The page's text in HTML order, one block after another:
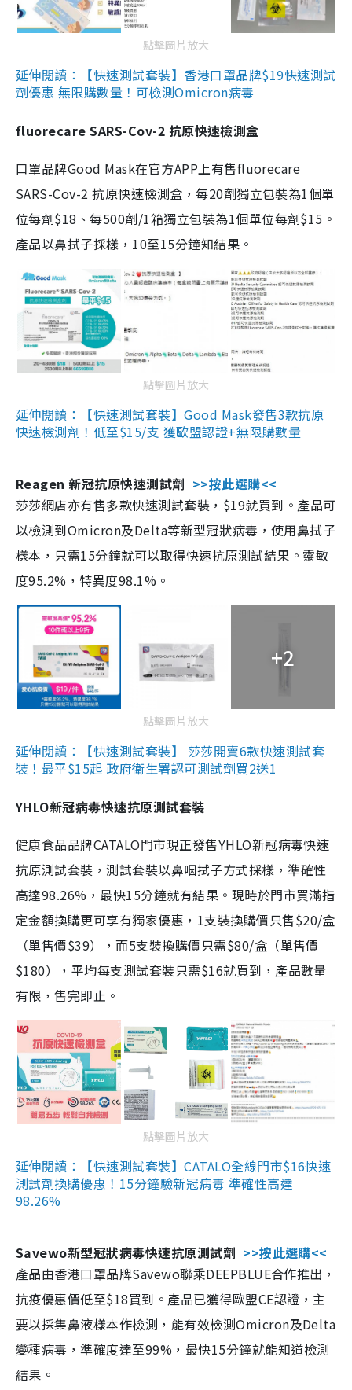
點擊圖片放大
延伸閱讀：【快速測試套裝】香港口罩品牌$19快速測試
劑優惠 無限購數量！可檢測Omicron病毒
fluorecare SARS-Cov-2 抗原快速檢測盒
口罩品牌Good Mask在官方APP上有售fluorecare
SARS-Cov-2 抗原快速檢測盒，每20劑獨立包裝為1個單
位每劑$18、每500劑/1箱獨立包裝為1個單位每劑$15。
產品以鼻拭子採樣，10至15分鐘知結果。
點擊圖片放大
延伸閱讀：【快速測試套裝】Good Mask發售3款抗原
快速檢測劑！低至$15/支 獲歐盟認證+無限購數量
Reagen 新冠抗原快速測試劑 >>按此選購<<
莎莎網店亦有售多款快速測試套裝，$19就買到。產品可
以檢測到Omicron及Delta等新型冠狀病毒，使用鼻拭子
樣本，只需15分鐘就可以取得快速抗原測試結果。靈敏
度95.2%，特異度98.1%。
+2
點擊圖片放大
延伸閱讀：【快速測試套裝】 莎莎開賣6款快速測試套
裝！最平$15起 政府衛生署認可測試劑買2送1
YHLO新冠病毒快速抗原測試套裝
健康食品品牌CATALO門市現正發售YHLO新冠病毒快速
抗原測試套裝，測試套裝以鼻咽拭子方式採樣，準確性
高達98.26%，最快15分鐘就有結果。現時於門市買滿指
定金額換購更可享有獨家優惠，1支裝換購價只售$20/盒
（單售價$39），而5支裝換購價只需$80/盒（單售價
$180），平均每支測試套裝只需$16就買到，產品數量
有限，售完即止。
點擊圖片放大
延伸閱讀：【快速測試套裝】CATALO全線門市$16快速
測試劑換購優惠！15分鐘驗新冠病毒 準確性高達
98.26%
Savewo新型冠狀病毒快速抗原測試劑 >>按此選購<<
產品由香港口罩品牌Savewo聯乘DEEPBLUE合作推出，
抗疫優惠價低至$18買到。產品已獲得歐盟CE認證，主
要以採集鼻液樣本作檢測，能有效檢測Omicron及Delta
變種病毒，準確度達至99%，最快15分鐘就能知道檢測
結果。